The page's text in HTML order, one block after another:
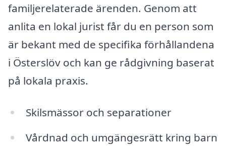
familjerelaterade ärenden. Genom att
anlita en lokal jurist får du en person som
är bekant med de specifika förhållandena
i Österslöv och kan ge rådgivning baserat
på lokala praxis.
Skilsmässor och separationer
Vårdnad och umgängesrätt kring barn